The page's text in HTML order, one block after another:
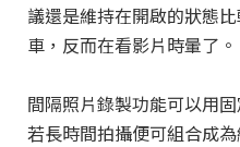
議還是維持在開啟的狀態
車，反而在看影片時暈了。
間隔照片錄製功能可以用
若長時間拍攝便可組合成